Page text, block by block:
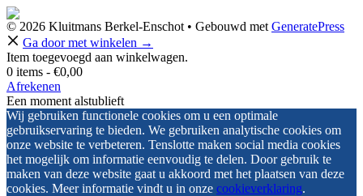
© 2026 Kluitmans Berkel-Enschot • Gebouwd met GeneratePress
Ga door met winkelen →
Item toegevoegd aan winkelwagen.
0 items - €0,00
Afrekenen
Een moment alstublieft
Wij gebruiken functionele cookies om u een optimale
gebruikservaring te bieden. We gebruiken analytische cookies om
onze website te verbeteren. Tenslotte maken social media cookies
het mogelijk om informatie eenvoudig te delen. Door gebruik te
maken van deze website gaat u akkoord met het plaatsen van deze
cookies. Meer informatie vindt u in onze cookieverklaring.